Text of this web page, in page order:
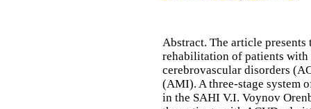
Abstract. The article
rehabilitation of patients with
cerebrovascular disorders
(AMI). A three-stage system
in the SAHI V.I. Voynov